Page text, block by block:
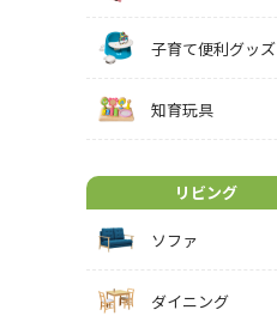
子育て便利グッズ
知育玩具
リビング
ソファ
ダイニング